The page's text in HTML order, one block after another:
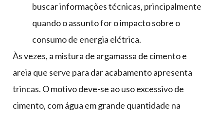
buscar informações técnicas, principalmente
quando o assunto for o impacto sobre o
consumo de energia elétrica.
Às vezes, a mistura de argamassa de cimento e
areia que serve para dar acabamento apresenta
trincas. O motivo deve-se ao uso excessivo de
cimento, com água em grande quantidade na